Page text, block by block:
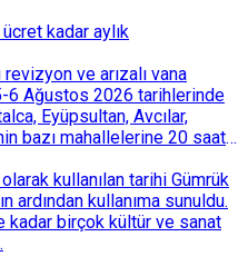
iptali için yargıya
kadar aylık
ve arızalı vana
6 Ağustos 2026 tarihlerinde
Eyüpsultan, Avcılar,
bazı mahallelerine 20 saat
kullanılan tarihi Gümrük
ardından kullanıma sunuldu.
kadar birçok kültür ve sanat